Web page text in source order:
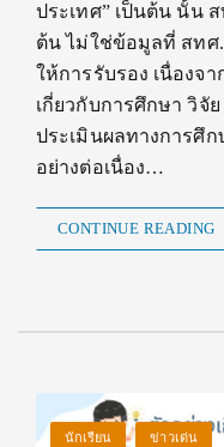
ประเทศ” เป็นต้น นั้น
ต้น ไม่ใช่ข้อมูลที่ สทศ
ให้การรับรอง เนื่องจ
เกี่ยวกับการศึกษา วิจั
ประเมินผลทางการศึ
อย่างต่อเนื่อง…
CONTINUE READING
นักเรียน ข่าวเด่น